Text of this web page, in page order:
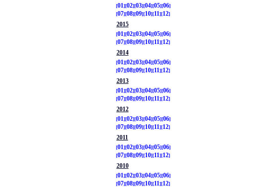
01
02 03 04 05 06
07 08 09 10 11
12
2015
01
02 03 04 05 06
07 08 09 10 11
12
2014
01
02 03 04 05 06
07 08 09 10 11
12
2013
01
02 03 04 05 06
07 08 09 10 11
12
2012
01
02 03 04 05 06
07 08 09 10 11
12
2011
01
02 03 04 05 06
07 08 09 10 11
12
2010
01
02 03 04 05 06
07 08 09 10 11
12